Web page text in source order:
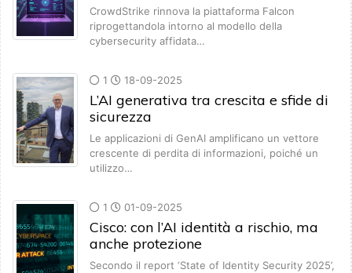
CrowdStrike rinnova la piattaforma Falcon
riprogettandola intorno al modello della
cybersecurity affidata…
1 18-09-2025
L’AI generativa tra crescita e sfide di
sicurezza
Le applicazioni di GenAI amplificano un vettore
crescente di perdita di informazioni, poiché un
utilizzo…
1 01-09-2025
Cisco: con l’AI identità a rischio, ma
anche protezione
Secondo il report ‘State of Identity Security 2025’,